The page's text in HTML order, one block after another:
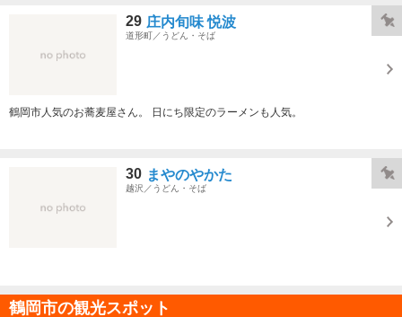
29 庄内旬味 悦波
道形町／うどん・そば
鶴岡市人気のお蕎麦屋さん。 日にち限定のラーメンも人気。
30 まやのやかた
越沢／うどん・そば
鶴岡市の観光スポット